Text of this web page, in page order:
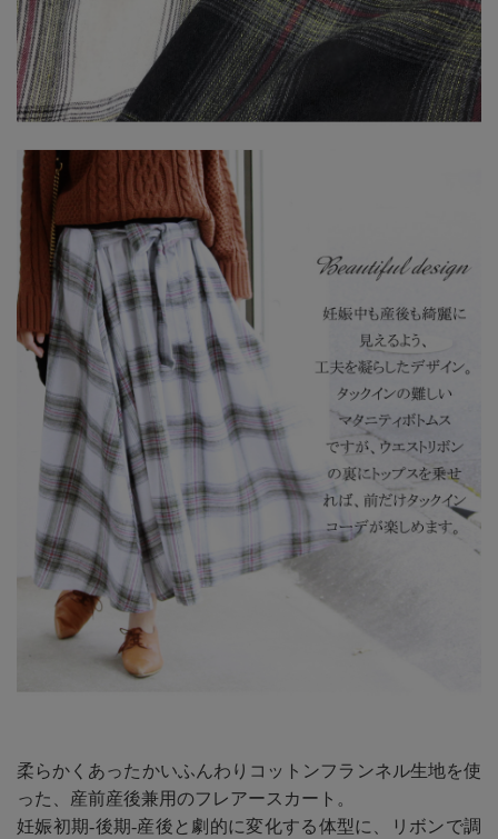
柔らかくあったかいふんわりコットンフランネル生地を使
った、産前産後兼用のフレアースカート。
妊娠初期-後期-産後と劇的に変化する体型に、リボンで調